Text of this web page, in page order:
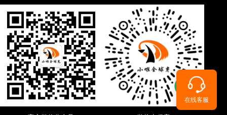
在线客服